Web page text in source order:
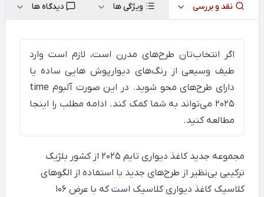
نقد و بررسی ویژگی ها دیدگاه ها
اگر انتخاب‌تان طرح‌های مدرن است، لازم است وارد
طیف وسیعی از رنگ‌های دیوارپوش هایی ساده یا
دارای طرح‌های محو شوید. در این صورت آلبوم time
2025 می‌تواند به شما کمک کند. ادامه مطلب را
اینجا
مطالعه کنید.
مجموعه جدید کاغذ دیواری تایم 2025 از کشور بلژیک
ترکیبی بی‌نظیر از طرح‌های جدید با استفاده از الگوهای
کلاسیک کاغذ دیواری کلاسیک است که با عرض 106